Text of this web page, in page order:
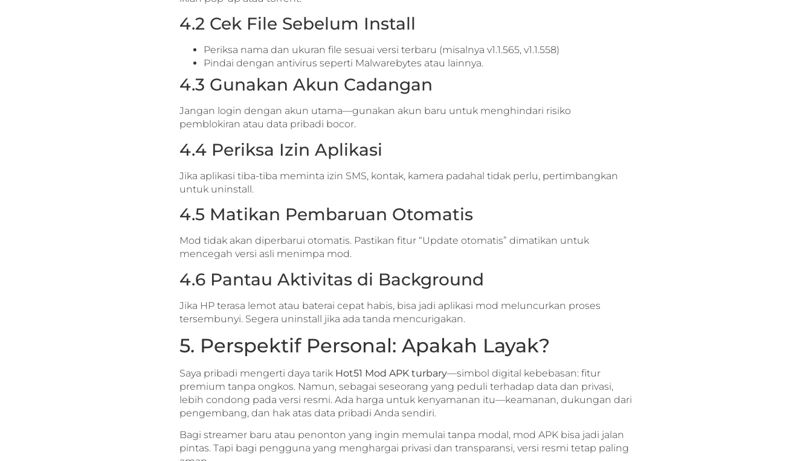
4.2 Cek File Sebelum Install
Periksa nama dan ukuran file sesuai versi terbaru (misalnya v1.1.565, v1.1.558)
Pindai dengan antivirus seperti Malwarebytes atau lainnya.
4.3 Gunakan Akun Cadangan
Jangan login dengan akun utama—gunakan akun baru untuk menghindari risiko
pemblokiran atau data pribadi bocor.
4.4 Periksa Izin Aplikasi
Jika aplikasi tiba-tiba meminta izin SMS, kontak, kamera padahal tidak perlu, pertimbangkan
untuk uninstall.
4.5 Matikan Pembaruan Otomatis
Mod tidak akan diperbarui otomatis. Pastikan fitur “Update otomatis” dimatikan untuk
mencegah versi asli menimpa mod.
4.6 Pantau Aktivitas di Background
Jika HP terasa lemot atau baterai cepat habis, bisa jadi aplikasi mod meluncurkan proses
tersembunyi. Segera uninstall jika ada tanda mencurigakan.
5. Perspektif Personal: Apakah Layak?
Saya pribadi mengerti daya tarik Hot51 Mod APK turbary—simbol digital kebebasan: fitur
premium tanpa ongkos. Namun, sebagai seseorang yang peduli terhadap data dan privasi,
lebih condong pada versi resmi. Ada harga untuk kenyamanan itu—keamanan, dukungan dari
pengembang, dan hak atas data pribadi Anda sendiri.
Bagi streamer baru atau penonton yang ingin memulai tanpa modal, mod APK bisa jadi jalan
pintas. Tapi bagi pengguna yang menghargai privasi dan transparansi, versi resmi tetap paling